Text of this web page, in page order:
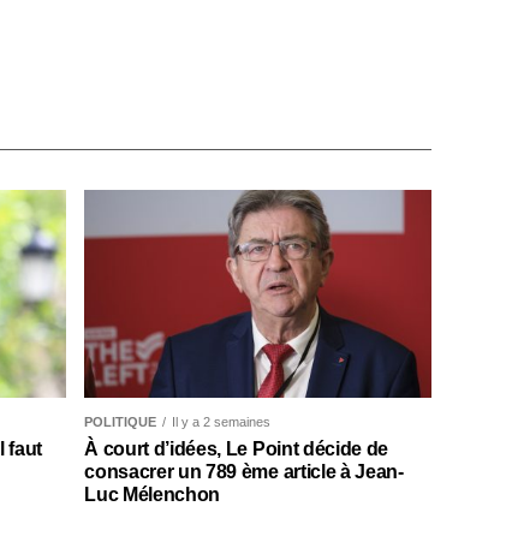
faut
POLITIQUE Il y a 2 semaines
À court d’idées, Le Point décide de
consacrer un 789 ème article à Jean-
Luc Mélenchon